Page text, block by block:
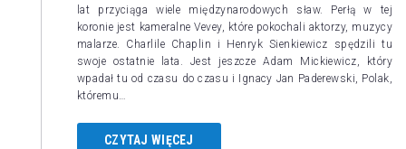
lat przyciąga wiele międzynarodowych sław. Perłą w tej
koronie jest kameralne Vevey, które pokochali aktorzy, muzycy
malarze. Charlile Chaplin i Henryk Sienkiewicz spędzili tu
swoje ostatnie lata. Jest jeszcze Adam Mickiewicz, który
wpadał tu od czasu do czasu i Ignacy Jan Paderewski, Polak,
któremu…
CZYTAJ WIĘCEJ